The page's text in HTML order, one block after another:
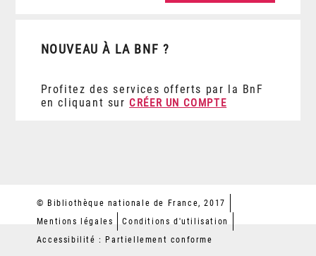
NOUVEAU À LA BNF ?
Profitez des services offerts par la BnF
en cliquant sur CRÉER UN COMPTE
© Bibliothèque nationale de France, 2017
Mentions légales
Conditions d'utilisation
Accessibilité : Partiellement conforme